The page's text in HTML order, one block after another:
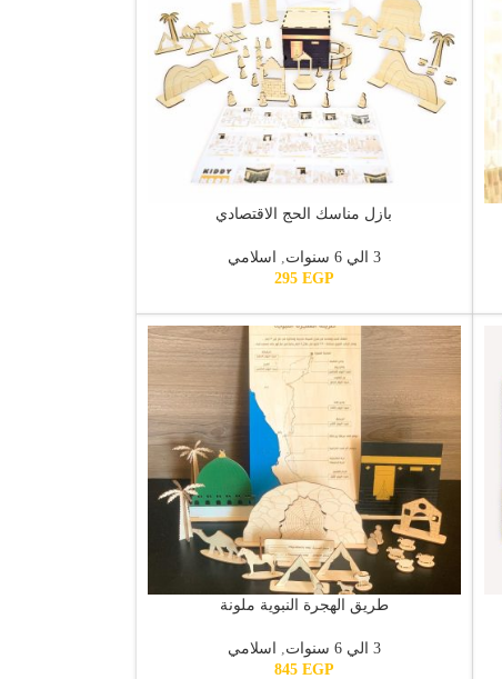
بازل مناسك الحج الاقتصادي
3 الي 6 سنوات ,
اسلامي
295 EGP
طريق الهجرة النبوية ملونة
3 الي 6 سنوات
اسلامي
845 EGP